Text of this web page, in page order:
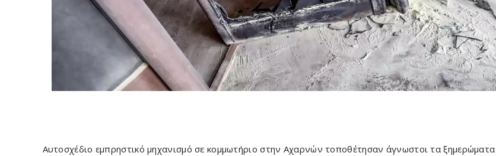
Αυτοσχέδιο εμπρηστικό μηχανισμό σε κομμωτήριο στην Αχαρνών τοποθέτησαν άγνωστοι τα ξημερώματα